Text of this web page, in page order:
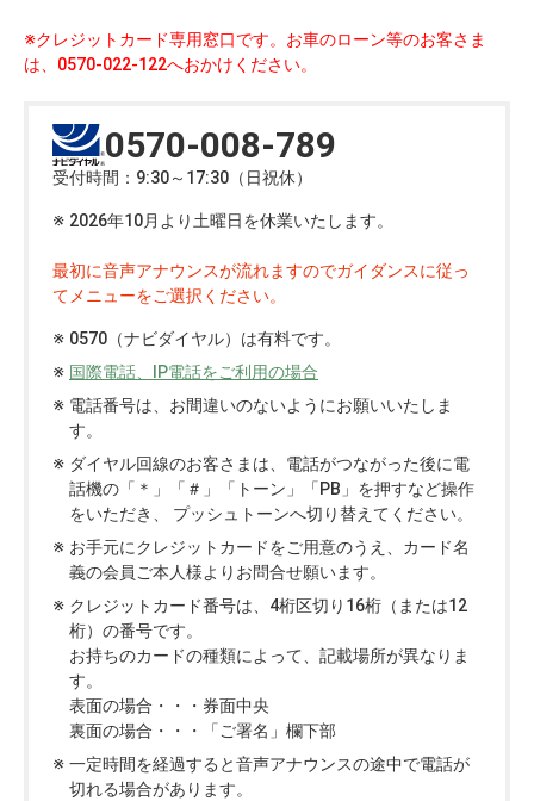
※クレジットカード専用窓口です。お車のローン等のお客さま
は、0570-022-122へおかけください。
0570-008-789
受付時間：9:30～17:30（日祝休）
2026年10月より土曜日を休業いたします。
最初に音声アナウンスが流れますのでガイダンスに従っ
てメニューをご選択ください。
0570（ナビダイヤル）は有料です。
国際電話、IP電話をご利用の場合
電話番号は、お間違いのないようにお願いいたしま
す。
ダイヤル回線のお客さまは、電話がつながった後に電
話機の「＊」「＃」「トーン」「PB」を押すなど操作
をいただき、
プッシュトーンへ切り替えてください。
お手元にクレジットカードをご用意のうえ、カード名
義の会員ご本人様よりお問合せ願います。
クレジットカード番号は、4桁区切り16桁（または12
桁）の番号です。
お持ちのカードの種類によって、記載場所が異なりま
す。
表面の場合・・・券面中央
裏面の場合・・・「ご署名」欄下部
一定時間を経過すると音声アナウンスの途中で電話が
切れる場合があります。